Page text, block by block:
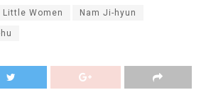
Little Women Nam Ji-hyun